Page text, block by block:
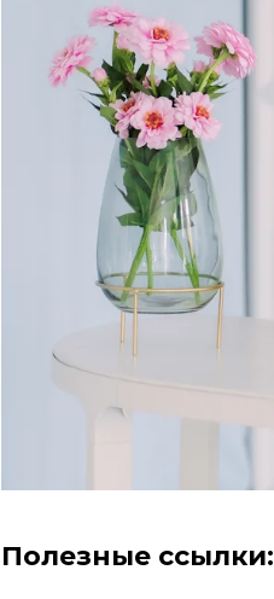
Полезные ссылки: